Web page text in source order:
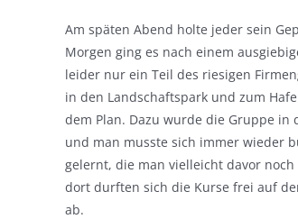
Am späten Abend holte jeder sein
Morgen ging es nach einem
leider nur ein Teil des riesigen
in den Landschaftspark und zum
dem Plan. Dazu wurde die Gruppe
und man musste sich immer wieder
gelernt, die man vielleicht davor
dort durften sich die Kurse frei auf
ab.